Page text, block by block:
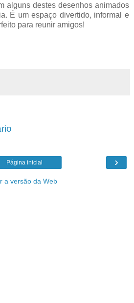
alguns destes desenhos animados
É um espaço divertido, informal e
para reunir amigos!
›
Página inicial
a versão da Web